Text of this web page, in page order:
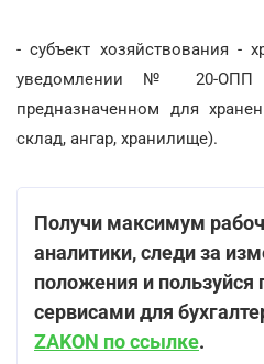
- субъект хозяйствования -
уведомлении № 20-ОПП
предназначенном для
склад, ангар, хранилище).
Получи максимум
аналитики, следи за
положения и
сервисами для
ZAKON по ссылке.